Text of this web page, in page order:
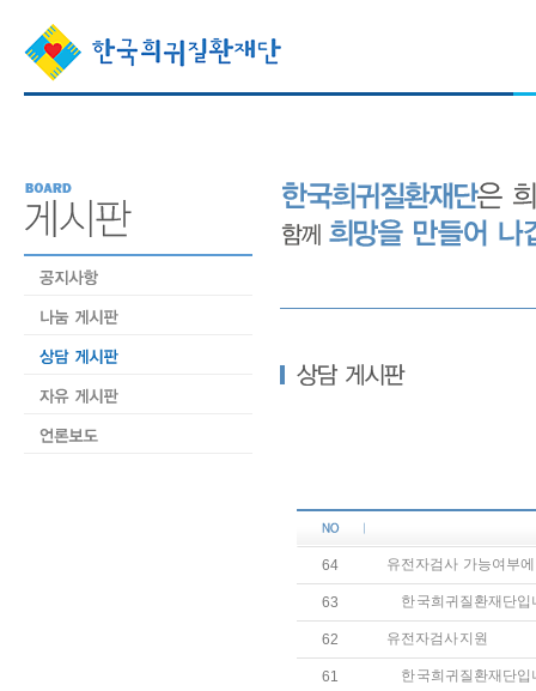
64 유전자검사 가능여부
63 한국희귀질환재단입
62 유전자검사지원
61 한국희귀질환재단입